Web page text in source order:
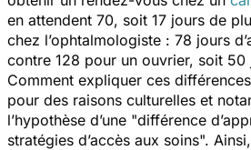
en attendent 70, soit 17 jours de
chez l’ophtalmologiste : 78 jours
contre 128 pour un ouvrier, soit 50
Comment expliquer ces différences
pour des raisons culturelles et
l’hypothèse d’une "différence
stratégies d’accès aux soins".